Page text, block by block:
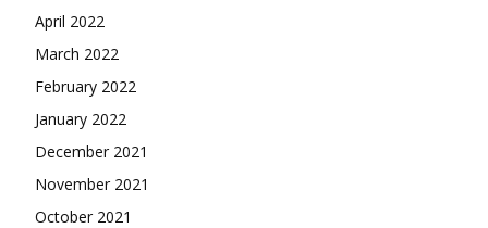
April 2022
March 2022
February 2022
January 2022
December 2021
November 2021
October 2021